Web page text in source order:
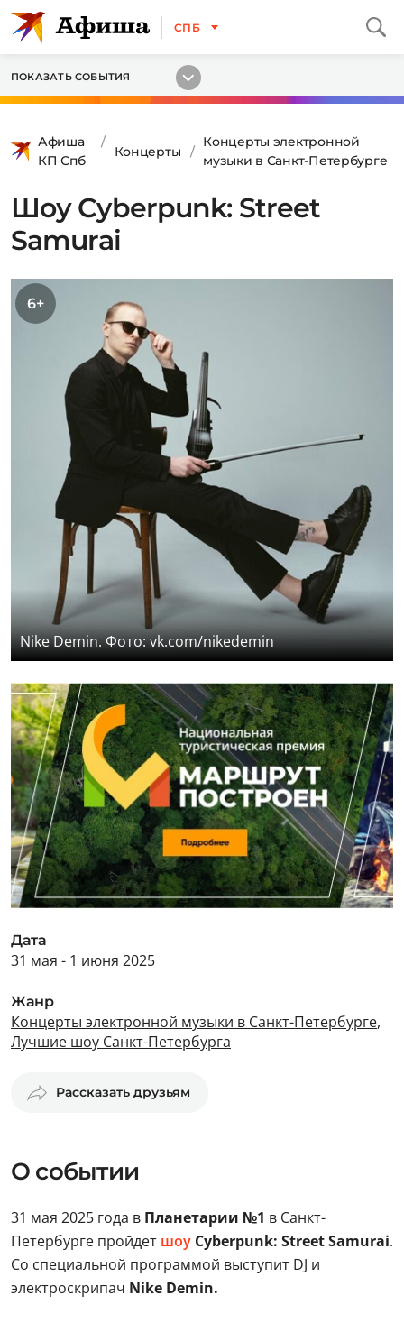
СПБ
ПОКАЗАТЬ СОБЫТИЯ
Афиша
КП Спб
Концерты
Концерты электронной
музыки в Санкт-Петербурге
Шоу Cyberpunk: Street
Samurai
6+
Nike Demin. Фото: vk.com/nikedemin
Дата
31 мая - 1 июня 2025
Жанр
Концерты электронной музыки в Санкт-Петербурге,
Лучшие шоу Санкт-Петербурга
Рассказать друзьям
О событии
31 мая 2025 года в Планетарии №1 в Санкт-
Петербурге пройдет шоу Cyberpunk: Street Samurai.
Со специальной программой выступит DJ и
электроскрипач Nike Demin.